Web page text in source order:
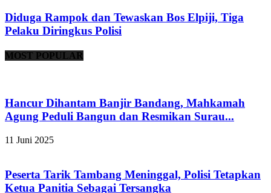
Diduga Rampok dan Tewaskan Bos Elpiji, Tiga
Pelaku Diringkus Polisi
MOST POPULAR
Hancur Dihantam Banjir Bandang, Mahkamah
Agung Peduli Bangun dan Resmikan Surau...
11 Juni 2025
Peserta Tarik Tambang Meninggal, Polisi Tetapkan
Ketua Panitia Sebagai Tersangka